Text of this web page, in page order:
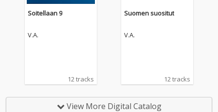
Soitellaan 9
V.A.
12 tracks
Suomen suositut
V.A.
12 tracks
View More Digital Catalog